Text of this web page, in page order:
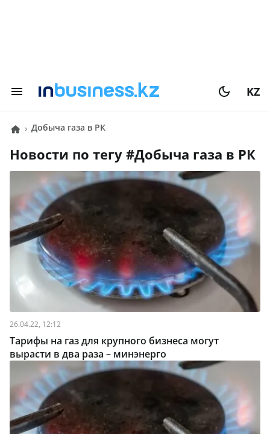
KZ
Добыча газа в РК
Новости по тегу # Добыча газа в РК
26.04.22, 12:12
Тарифы на газ для крупного бизнеса могут
вырасти в два раза – минэнерго